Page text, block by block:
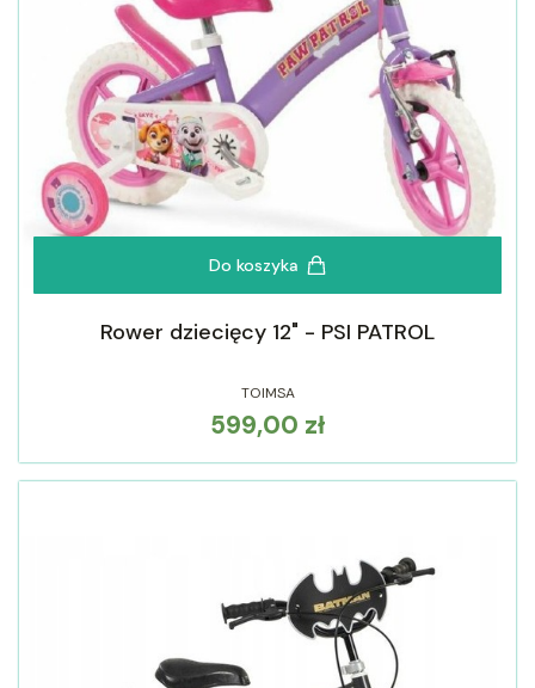
Do koszyka
Rower dziecięcy 12" - PSI PATROL
TOIMSA
Cena
599,00 zł